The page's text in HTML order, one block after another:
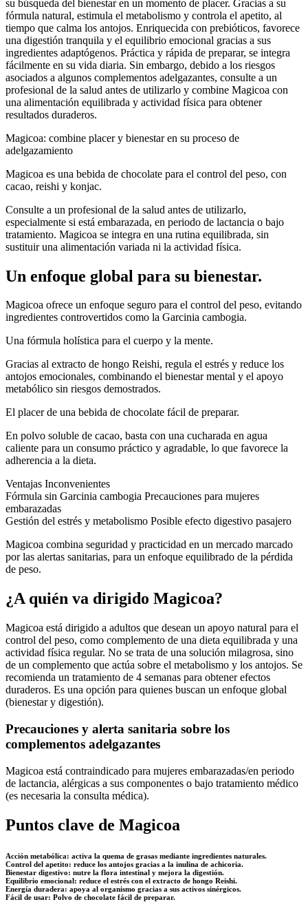
su búsqueda del bienestar en un momento de placer. Gracias a su
fórmula natural, estimula el metabolismo y controla el apetito, al
tiempo que calma los antojos. Enriquecida con prebióticos, favorece
una digestión tranquila y el equilibrio emocional gracias a sus
ingredientes adaptógenos. Práctica y rápida de preparar, se integra
fácilmente en su vida diaria. Sin embargo, debido a los riesgos
asociados a algunos complementos adelgazantes, consulte a un
profesional de la salud antes de utilizarlo y combine Magicoa con
una alimentación equilibrada y actividad física para obtener
resultados duraderos.
Magicoa: combine placer y bienestar en su proceso de
adelgazamiento
Magicoa es una bebida de chocolate para el control del peso, con
cacao, reishi y konjac.
Consulte a un profesional de la salud antes de utilizarlo,
especialmente si está embarazada, en periodo de lactancia o bajo
tratamiento. Magicoa se integra en una rutina equilibrada, sin
sustituir una alimentación variada ni la actividad física.
Un enfoque global para su bienestar.
Magicoa ofrece un enfoque seguro para el control del peso, evitando
ingredientes controvertidos como la Garcinia cambogia.
Una fórmula holística para el cuerpo y la mente.
Gracias al extracto de hongo Reishi, regula el estrés y reduce los
antojos emocionales, combinando el bienestar mental y el apoyo
metabólico sin riesgos demostrados.
El placer de una bebida de chocolate fácil de preparar.
En polvo soluble de cacao, basta con una cucharada en agua
caliente para un consumo práctico y agradable, lo que favorece la
adherencia a la dieta.
Ventajas Inconvenientes
Fórmula sin Garcinia cambogia Precauciones para mujeres
embarazadas
Gestión del estrés y metabolismo Posible efecto digestivo pasajero
Magicoa combina seguridad y practicidad en un mercado marcado
por las alertas sanitarias, para un enfoque equilibrado de la pérdida
de peso.
¿A quién va dirigido Magicoa?
Magicoa está dirigido a adultos que desean un apoyo natural para el
control del peso, como complemento de una dieta equilibrada y una
actividad física regular. No se trata de una solución milagrosa, sino
de un complemento que actúa sobre el metabolismo y los antojos. Se
recomienda un tratamiento de 4 semanas para obtener efectos
duraderos. Es una opción para quienes buscan un enfoque global
(bienestar y digestión).
Precauciones y alerta sanitaria sobre los
complementos adelgazantes
Magicoa está contraindicado para mujeres embarazadas/en periodo
de lactancia, alérgicas a sus componentes o bajo tratamiento médico
(es necesaria la consulta médica).
Puntos clave de Magicoa
Acción metabólica: activa la quema de grasas mediante ingredientes naturales.
Control del apetito: reduce los antojos gracias a la inulina de achicoria.
Bienestar digestivo: nutre la flora intestinal y mejora la digestión.
Equilibrio emocional: reduce el estrés con el extracto de hongo Reishi.
Energía duradera: apoya al organismo gracias a sus activos sinérgicos.
Fácil de usar: Polvo de chocolate fácil de preparar.